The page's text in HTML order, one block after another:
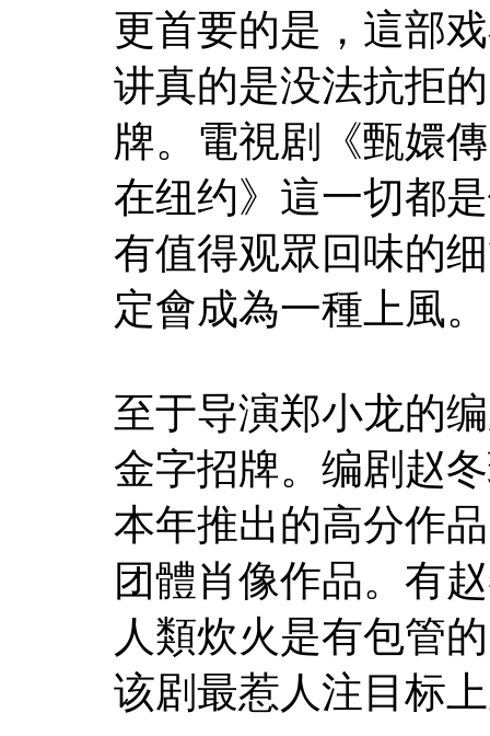
更首要的是，這部
讲真的是没法抗拒
牌。電視剧《甄嬛
在纽约》這一切都
有值得观眾回味的
定會成為一種上風。
至于导演郑小龙的
金字招牌。编剧赵
本年推出的高分作
团體肖像作品。有
人類炊火是有包管
该剧最惹人注目标